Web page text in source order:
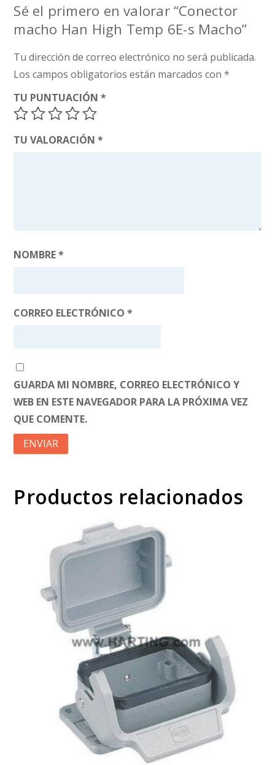
Sé el primero en valorar “Conector
macho Han High Temp 6E-s Macho”
Tu dirección de correo electrónico no será publicada.
Los campos obligatorios están marcados con*
TU PUNTUACIÓN*
TU VALORACIÓN*
NOMBRE*
CORREO ELECTRÓNICO*
GUARDA MI NOMBRE, CORREO ELECTRÓNICO Y
WEB EN ESTE NAVEGADOR PARA LA PRÓXIMA VEZ
QUE COMENTE.
Productos relacionados